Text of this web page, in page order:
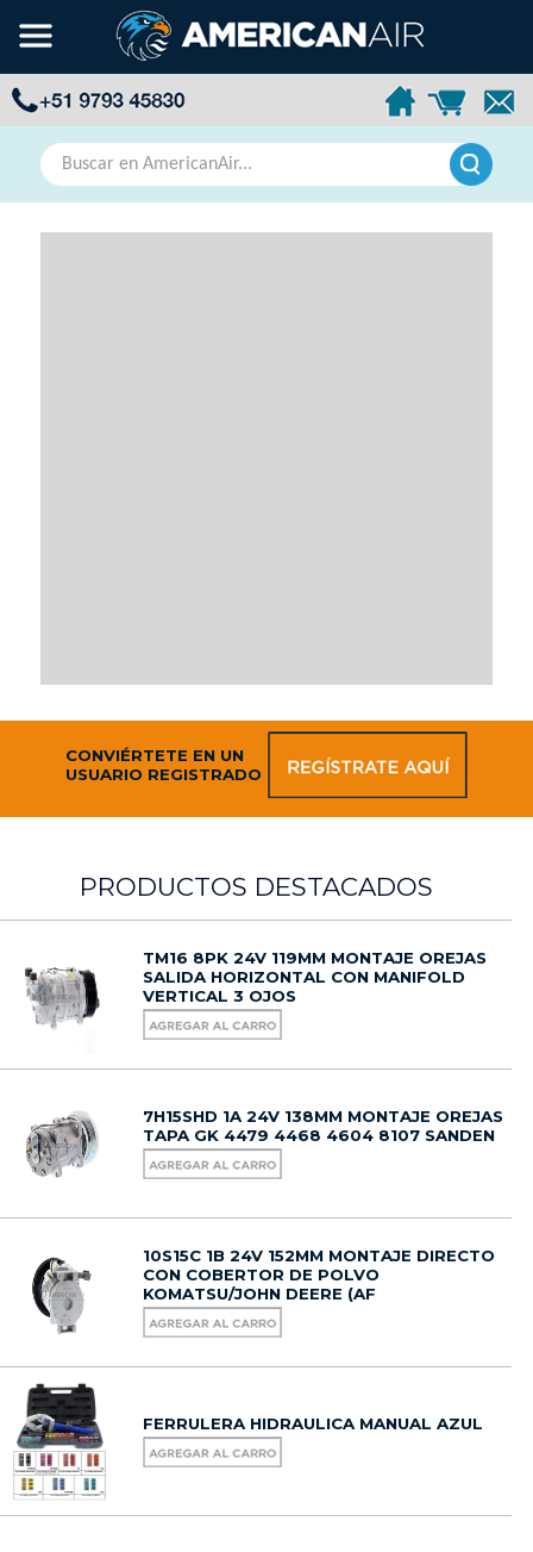
CONVIÉRTETE EN UN
USUARIO REGISTRADO
PRODUCTOS DESTACADOS
TM16 8PK 24V 119MM MONTAJE OREJAS
SALIDA HORIZONTAL CON MANIFOLD
VERTICAL 3 OJOS
7H15SHD 1A 24V 138MM MONTAJE OREJAS
TAPA GK 4479 4468 4604 8107 SANDEN
10S15C 1B 24V 152MM MONTAJE DIRECTO
CON COBERTOR DE POLVO
KOMATSU/JOHN DEERE (AF
FERRULERA HIDRAULICA MANUAL AZUL